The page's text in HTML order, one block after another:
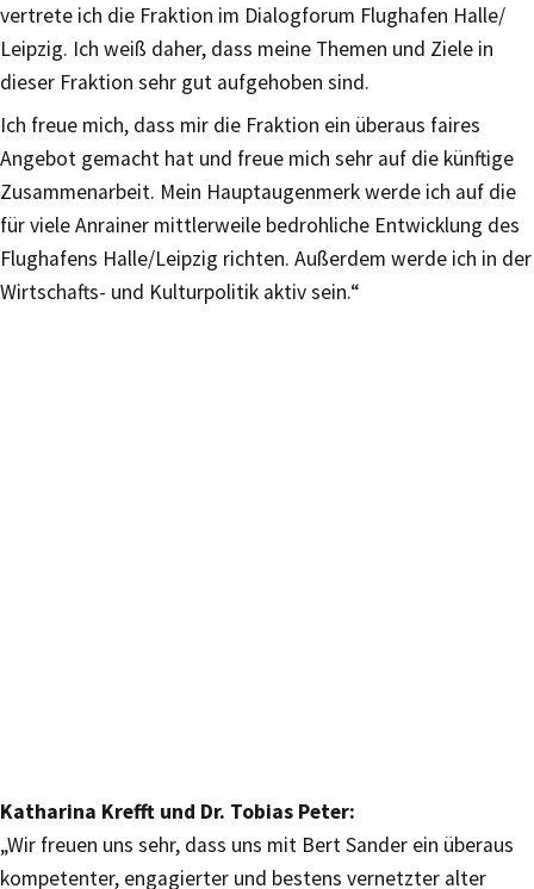
vertrete ich die Fraktion im Dialogforum Flughafen Halle/
Leipzig. Ich weiß daher, dass meine Themen und Ziele in
dieser Fraktion sehr gut aufgehoben sind.
Ich freue mich, dass mir die Fraktion ein überaus faires
Angebot gemacht hat und freue mich sehr auf die künftige
Zusammenarbeit. Mein Hauptaugenmerk werde ich auf die
für viele Anrainer mittlerweile bedrohliche Entwicklung des
Flughafens Halle/Leipzig richten. Außerdem werde ich in der
Wirtschafts- und Kulturpolitik aktiv sein.“
Katharina Krefft und Dr. Tobias Peter:
„Wir freuen uns sehr, dass uns mit Bert Sander ein überaus
kompetenter, engagierter und bestens vernetzter alter